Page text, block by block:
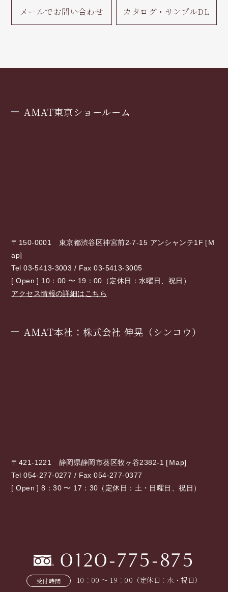
メールでお問い合わせ カタログ・ サンプルDL
AMAT東京ショールーム
〒150-0001 東京都渋谷区神宮前2-7-15 アンシャンテ1F [Ｍ
ap]
Tel 03-5413-3003 / Fax 03-5413-3005
[ Open ] 10：00 〜 19：00（定休日：水曜日、祝日）
アクセス情報の詳細はこちら
AMAT本社：株式会社 伸晃（シンコウ）
〒421-1221 静岡県静岡市葵区牧ヶ谷2382-1 [Ｍap]
Tel 054-277-0277 / Fax 054-277-0377
[ Open ] 8：30 〜 17：30（定休日：土・日曜日、祝日）
0120-775-875
受付時間 10：00 〜 19：00（定休日：水・祝日）